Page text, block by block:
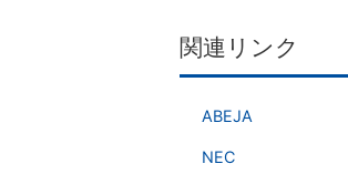
関連リンク
ABEJA
NEC